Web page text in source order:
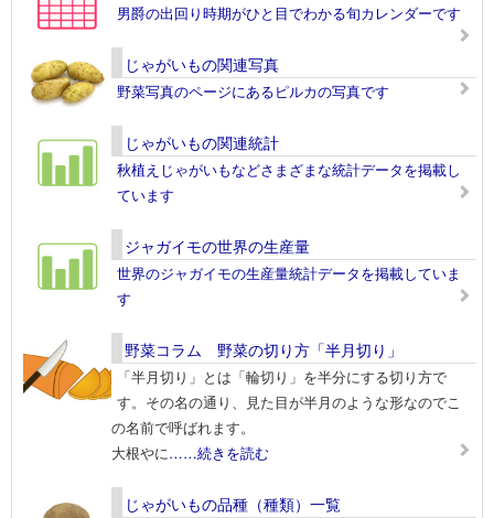
男爵の出回り時期がひと目でわかる旬カレンダーです
じゃがいもの関連写真
野菜写真のページにあるピルカの写真です
じゃがいもの関連統計
秋植えじゃがいもなどさまざまな統計データを掲載し
ています
ジャガイモの世界の生産量
世界のジャガイモの生産量統計データを掲載していま
す
野菜コラム 野菜の切り方「半月切り」
「半月切り」とは「輪切り」を半分にする切り方で
す。その名の通り、見た目が半月のような形なのでこ
の名前で呼ばれます。
大根やに……続きを読む
じゃがいもの品種（種類）一覧